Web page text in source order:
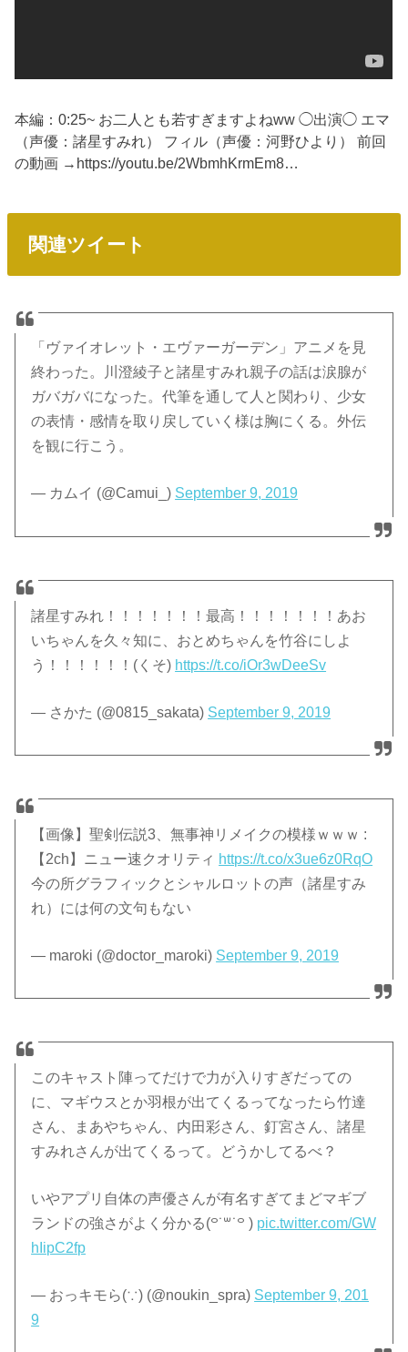
本編：0:25~ お二人とも若すぎますよねww ◯出演◯ エマ
（声優：諸星すみれ） フィル（声優：河野ひより） 前回
の動画 →https://youtu.be/2WbmhKrmEm8…
関連ツイート
「ヴァイオレット・エヴァーガーデン」アニメを見
終わった。川澄綾子と諸星すみれ親子の話は涙腺が
ガバガバになった。代筆を通して人と関わり、少女
の表情・感情を取り戻していく様は胸にくる。外伝
を観に行こう。
— カムイ (@Camui_) September 9, 2019
諸星すみれ！！！！！！！最高！！！！！！！あお
いちゃんを久々知に、おとめちゃんを竹谷にしよ
う！！！！！！(くそ) https://t.co/iOr3wDeeSv
— さかた (@0815_sakata) September 9, 2019
【画像】聖剣伝説3、無事神リメイクの模様ｗｗｗ :
【2ch】ニュー速クオリティ https://t.co/x3ue6z0RqO
今の所グラフィックとシャルロットの声（諸星すみ
れ）には何の文句もない
— maroki (@doctor_maroki) September 9, 2019
このキャスト陣ってだけで力が入りすぎだっての
に、マギウスとか羽根が出てくるってなったら竹達
さん、まあやちゃん、内田彩さん、釘宮さん、諸星
すみれさんが出てくるって。どうかしてるべ？
いやアプリ自体の声優さんが有名すぎてまどマギブ
ランドの強さがよく分かる(꒪˙꒳˙꒪ ) pic.twitter.com/GW
hIipC2fp
— おっキモら(∵) (@noukin_spra) September 9, 201
9